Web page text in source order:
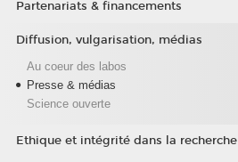
Partenariats & financements
Diffusion, vulgarisation, médias
Au coeur des labos
Presse & médias
Science ouverte
Ethique et intégrité dans la recherche